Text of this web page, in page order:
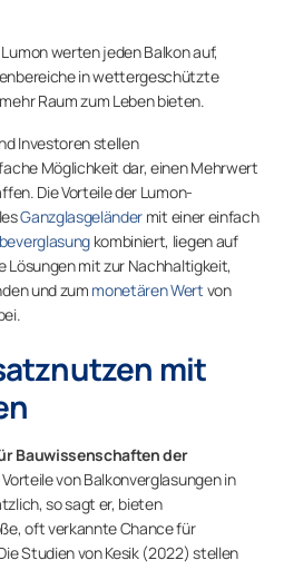
werten jeden Balkon auf,
in wettergeschützte
Raum zum Leben bieten.
Investoren stellen
Möglichkeit dar, einen Mehrwert
Die Vorteile der Lumon-
Ganzglasgeländer mit einer einfach
kombiniert, liegen auf
Lösungen mit zur Nachhaltigkeit,
und zum monetären Wert von
mit
Bauwissenschaften der
von Balkonverglasungen in
so sagt er, bieten
oft verkannte Chance für
Studien von Kesik (2022) stellen